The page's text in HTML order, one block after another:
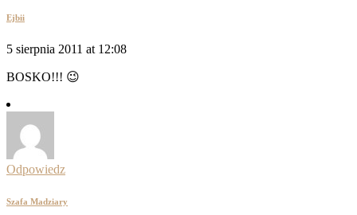
Ejbii
5 sierpnia 2011 at 12:08
BOSKO!!! 😉
Odpowiedz
Szafa Madziary